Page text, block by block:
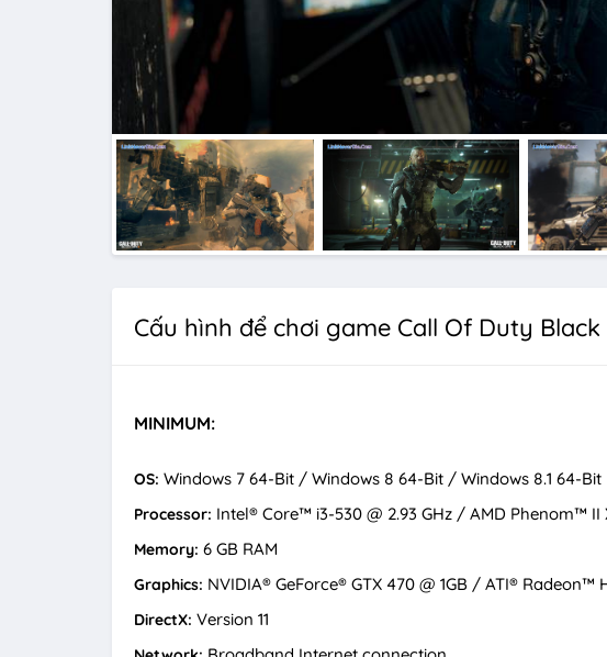
Cấu hình để chơi game Call Of Duty Black
MINIMUM:
OS: Windows 7 64-Bit / Windows 8 64-Bit / Windows 8.1 64-Bit
Processor: Intel® Core™ i3-530 @ 2.93 GHz / AMD Phenom™ II
Memory: 6 GB RAM
Graphics: NVIDIA® GeForce® GTX 470 @ 1GB / ATI® Radeon™
DirectX: Version 11